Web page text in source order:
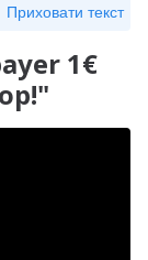
Приховати текст
1€